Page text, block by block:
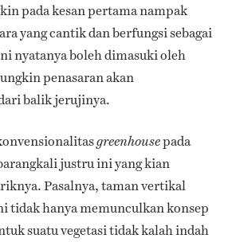
pada kesan pertama nampak
yang cantik dan berfungsi sebagai
nyatanya boleh dimasuki oleh
penasaran akan
balik jerujinya.
greenhousepada
justru ini yang kian
Pasalnya, taman vertikal
tidak hanya memunculkan konsep
suatu vegetasi tidak kalah indah